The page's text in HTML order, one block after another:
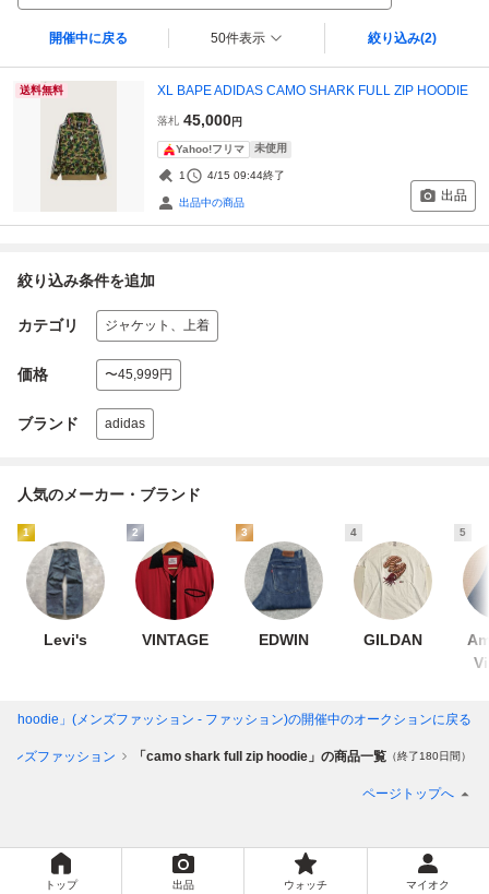
開催中に戻る 50件表示 絞り込み(2)
送料無料 XL BAPE ADIDAS CAMO SHARK FULL ZIP HOODIE
落札 45,000円
Yahoo!フリマ 未使用
1 4/15 09:44終了
出品中の商品 出品
絞り込み条件を追加
カテゴリ ジャケット、上着
価格 〜45,999円
ブランド adidas
人気のメーカー・ブランド
1
Levi's
2
VINTAGE
3
EDWIN
4
GILDAN
5
hoodie」(メンズファッション - ファッション)の開催中のオークションに戻る
ンズファッション 「camo shark full zip hoodie」の商品一覧 （終了180日間）
ページトップへ
トップ 出品 ウォッチ マイオク